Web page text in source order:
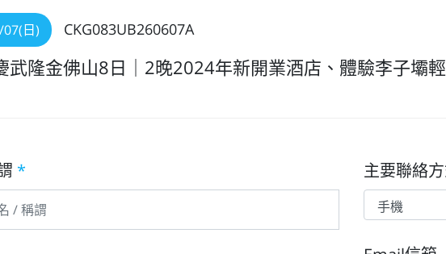
日) CKG083UB260607A
武隆金佛山8日｜2晚2024年新開業酒店、體驗李子壩
* 主要聯絡